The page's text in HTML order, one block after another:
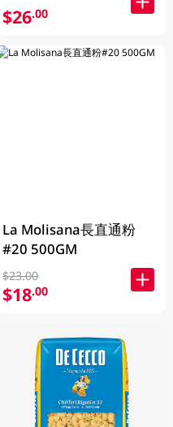
$26.00
La Molisana長直通粉
#20 500GM
$23.00
$18.00